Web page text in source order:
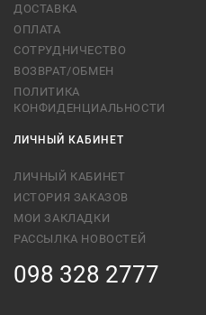
ДОСТАВКА
ОПЛАТА
СОТРУДНИЧЕСТВО
ВОЗВРАТ/ОБМЕН
ПОЛИТИКА
КОНФИДЕНЦИАЛЬНОСТИ
ЛИЧНЫЙ КАБИНЕТ
ЛИЧНЫЙ КАБИНЕТ
ИСТОРИЯ ЗАКАЗОВ
МОИ ЗАКЛАДКИ
РАССЫЛКА НОВОСТЕЙ
098 328 2777